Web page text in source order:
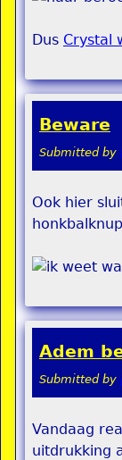
Dus Crystal
Beware
Submitted by
Ook hier
Adem
Submitted by
Vandaag
uitdrukking